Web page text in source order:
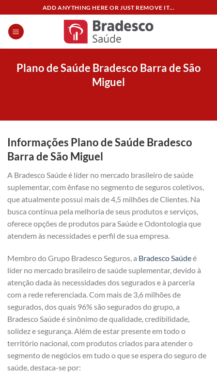
content
ADD ANYTHING HERE OR JUST REMOVE IT...
Plano de Saúde Bradesco Barra de São
Miguel
Informações Plano de Saúde Bradesco
Barra de São Miguel
A Bradesco Saúde é líder no mercado brasileiro de saúde
suplementar, com ênfase no segmento de seguros coletivos,
que atualmente possui mais de 4,5 milhões de Clientes. Na
busca contínua pela melhoria de seus produtos e serviços,
oferece opções de produtos para Saúde e Odontologia que
atendem às necessidades e perfil de sua empresa.
Membro do Grupo Bradesco Seguros, a Bradesco Saúdeé
líder no mercado brasileiro de saúde suplementar, devido à
atenção dada às necessidades dos segurados e à parceria
com a rede referenciada. Com mais de 3,6 milhões de
segurados, dos quais 96% são segurados do grupo, a
Bradesco Saúde é sinônimo de qualidade, credibilidade,
solidez e segurança. Além de estar presente em todo o
território nacional, com produtos criados para atender o
segmento de negócios em tudo o que se espera do seguro de
saúde, destaca-se por: